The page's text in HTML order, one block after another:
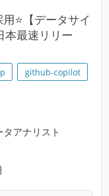
⭐【データサイ
本最速リリー
github-copilot
アナリスト